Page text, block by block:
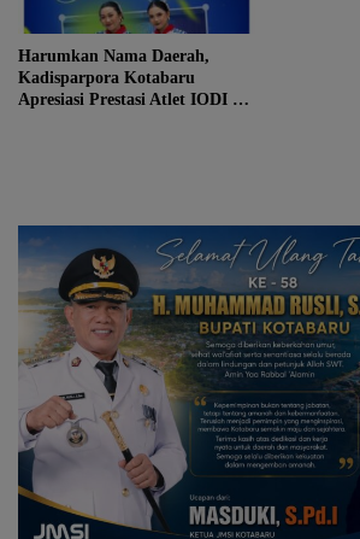
Harumkan Nama Daerah,
Kadisparpora Kotabaru
Apresiasi Prestasi Atlet IODI di